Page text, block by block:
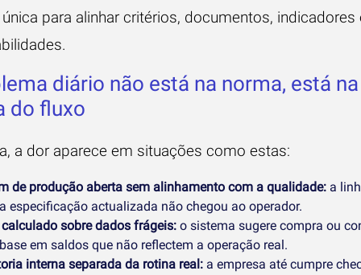
para alinhar critérios, documentos, indicadores
diário não está na norma, está na
do fluxo
a dor aparece em situações como estas:
de produção aberta sem alinhamento com a qualidade: a
especificação actualizada não chegou ao operador.
sobre dados frágeis: o sistema sugere compra ou
em saldos que não reflectem a operação real.
interna separada da rotina real: a empresa até cumpre